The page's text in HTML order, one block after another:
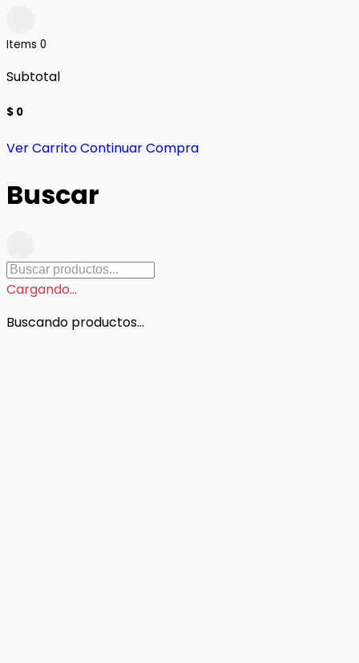
Items 0
Subtotal
$ 0
Ver CarritoContinuar Compra
Buscar
Cargando...
Buscando productos...